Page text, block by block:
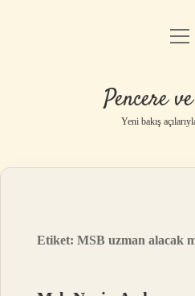
Yasal
Pencere
Yeni bakış
Etiket:MSB uzman alacak